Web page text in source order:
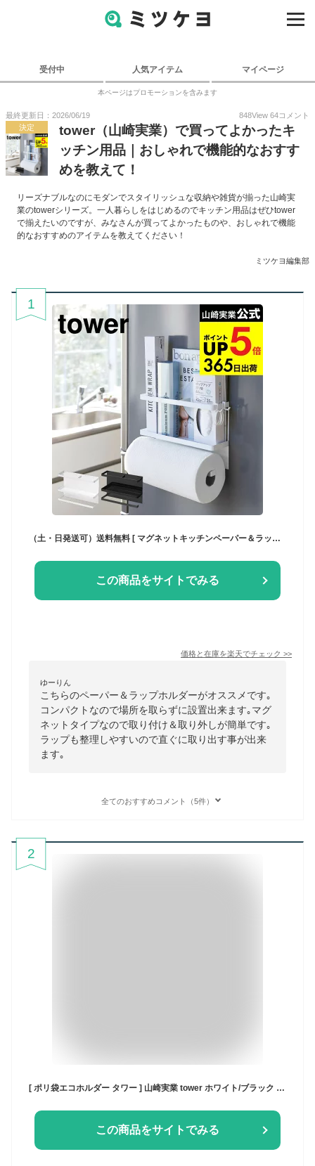
受付中 人気アイテム マイページ
本ページはプロモーションを含みます
最終更新日：2026/06/19 848View 64コメント
決定
tower（山崎実業）で買ってよかったキ
ッチン用品｜おしゃれで機能的なおすす
めを教えて！
リーズナブルなのにモダンでスタイリッシュな収納や雑貨が揃った山崎実
業のtowerシリーズ。一人暮らしをはじめるのでキッチン用品はぜひtower
で揃えたいのですが、みなさんが買ってよかったものや、おしゃれで機能
的なおすすめのアイテムを教えてください！
ミツケヨ編集部
1
（土・日発送可）送料無料 [ マグネットキッチンペーパー＆ラップホルダー タワー ] 山崎実業 公式 tower ホワイト/ブラック 冷蔵庫横 キッチン収納 磁石 キッチンペーパーホルダー フック シンプル おしゃれ 4396 4397 タワーシリーズ マグネット キッチン 用品 JGS
この商品をサイトでみる
価格と在庫を楽天でチェック >>
ゆーりん
こちらのペーパー＆ラップホルダーがオススメです｡
コンパクトなので場所を取らずに設置出来ます｡マグ
ネットタイプなので取り付け＆取り外しが簡単です｡
ラップも整理しやすいので直ぐに取り出す事が出来
ます｡
全てのおすすめコメント（5件）
2
[ ポリ袋エコホルダー タワー ] 山崎実業 tower ホワイト/ブラック 6787 6788 （送料無料）ゴミ袋ホルダー スタンド テーブル ゴミ箱 ごみ箱 卓上 生ゴミ エコホルダー 三角コーナー 流し台 シンク上 キッチン 用品 グラススタンド タワーシリーズ JGS 最強配送
この商品をサイトでみる